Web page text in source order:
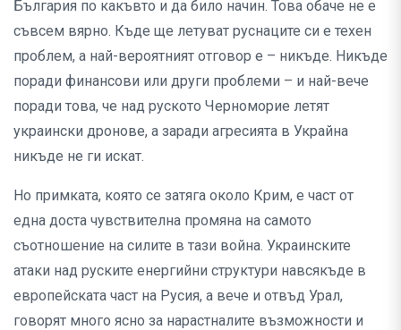
България по какъвто и да било начин. Това обаче не е
съвсем вярно. Къде ще летуват руснаците си е техен
проблем, а най-вероятният отговор е – никъде. Никъде
поради финансови или други проблеми – и най-вече
поради това, че над руското Черноморие летят
украински дронове, а заради агресията в Украйна
никъде не ги искат.
Но примката, която се затяга около Крим, е част от
една доста чувствителна промяна на самото
съотношение на силите в тази война. Украинските
атаки над руските енергийни структури навсякъде в
европейската част на Русия, а вече и отвъд Урал,
говорят много ясно за нарастналите възможности и